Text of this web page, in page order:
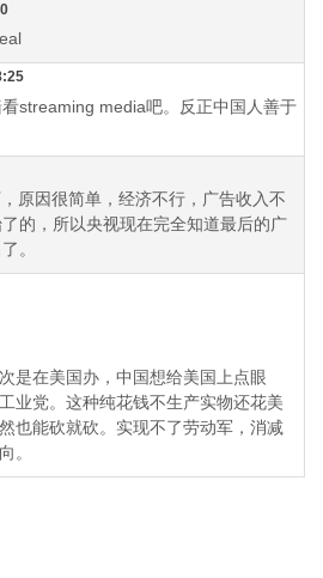
streaming media吧。反正中国人善于
原因很简单，经济不行，广告收入不
的，所以央视现在完全知道最后的广
。
是在美国办，中国想给美国上点眼
业党。这种纯花钱不生产实物还花美
也能砍就砍。实现不了劳动军，消减
。